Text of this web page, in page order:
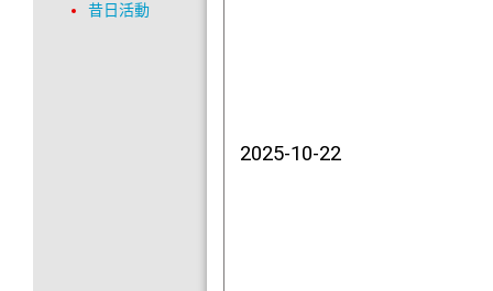
2025-10-22
昔日活動